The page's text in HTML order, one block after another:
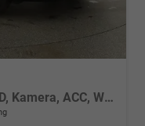
LIFE 1.5 TSI DSG Life, AHK, LED, Kamera, ACC, Winter, 17-Zoll